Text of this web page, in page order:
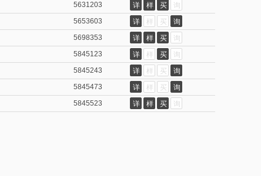
5631203 详 样 买
询
5653603 详 样 买
询
5698353 详 样 买
询
5845123 详 样 买
询
5845243 详 样 买
询
5845473 详 样 买
询
5845523 详 样 买 询